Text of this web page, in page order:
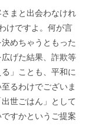
まと出会わなけれ
けですよ。何が言
めちゃうともった
げた結果、詐欺等
」ことも、平和に
るわけでございま
世ごはん」として
すかというご提案